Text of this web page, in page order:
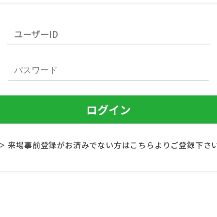
来場事前登録がお済みでない方はこちらよりご登録下さ